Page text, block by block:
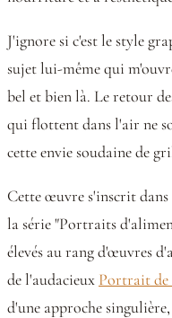
J'ignore si c'est le style
sujet lui-même qui
bel et bien là. Le retour
qui flottent dans l'air ne
cette envie soudaine de
Cette œuvre s'inscrit dans
la série "Portraits
élevés au rang d'œuvres
de l'audacieux Portrait de
d'une approche